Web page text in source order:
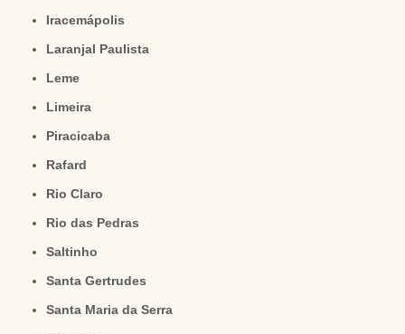
Iracemápolis
Laranjal Paulista
Leme
Limeira
Piracicaba
Rafard
Rio Claro
Rio das Pedras
Saltinho
Santa Gertrudes
Santa Maria da Serra